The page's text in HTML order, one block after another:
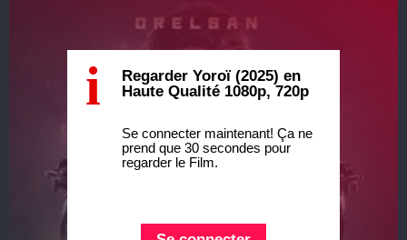
i
Regarder Yoroï (2025) en
Haute Qualité 1080p, 720p
Se connecter maintenant! Ça ne
prend que 30 secondes pour
regarder le Film.